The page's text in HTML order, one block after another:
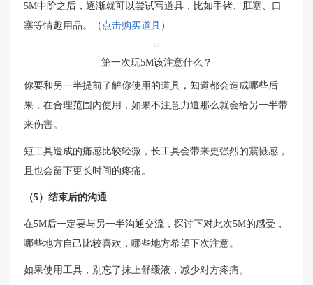
5M中阶之后，逐渐就可以尝试写道具，比如手铐、肛塞、口
塞等情趣用品。（ 点击购买道具）
第一次玩5M该注意什么？
你要和另一半提前了解你使用的道具，知道都会造成哪些后
果，在合理范围内使用，如果不注意力道那么就会给另一半带
来伤害。
短工具造成的痛感比较轻微，长工具会带来更强烈的震慑感，
且也会留下更长时间的疼痛。
（5）结束后的沟通
在5M后一定要与另一半沟通交流，探讨下对此次5M的感受，
哪些地方自己比较喜欢，哪些地方希望下次注意。
如果使用工具，别忘了抹上舒缓液，减少对方疼痛。